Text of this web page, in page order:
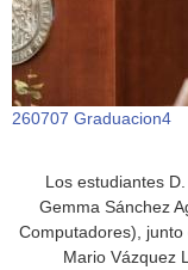
260707 Graduacion4
Los estudiantes
Gemma Sánchez
Computadores), junto
Mario Vázquez